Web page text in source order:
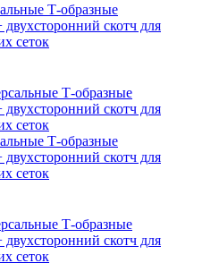
Т-образные
скотч для
сеток
Т-образные
скотч для
сеток